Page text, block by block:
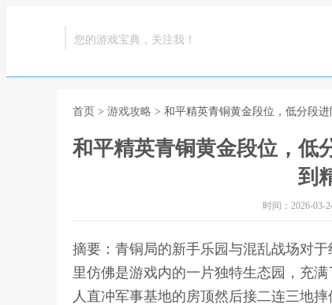
您的游戏宝典，关注我！
首页 > 游戏攻略 > 和平精英青铜黄金段位，低分段
和平精英青铜黄金段位，低
到
时间：2026-03-
摘要：青铜局的新手乐园与混乱战场对
里仿佛是游戏内的一片独特生态园，充
人直冲军事基地的房顶然后接二连三地